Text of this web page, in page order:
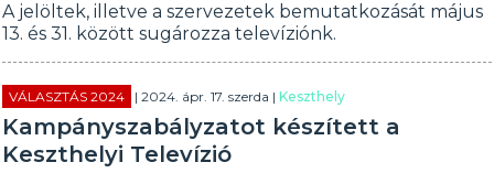
A jelöltek, illetve a szervezetek bemutatkozását május
13. és 31. között sugározza televíziónk.
VÁLASZTÁS 2024 | 2024. ápr. 17. szerda |Keszthely
Kampányszabályzatot készített a
Keszthelyi Televízió